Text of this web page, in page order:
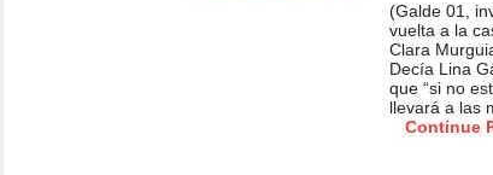
(Galde 01,
vuelta a la
Clara
Decía Lina
que “si no
llevará a las
Continue